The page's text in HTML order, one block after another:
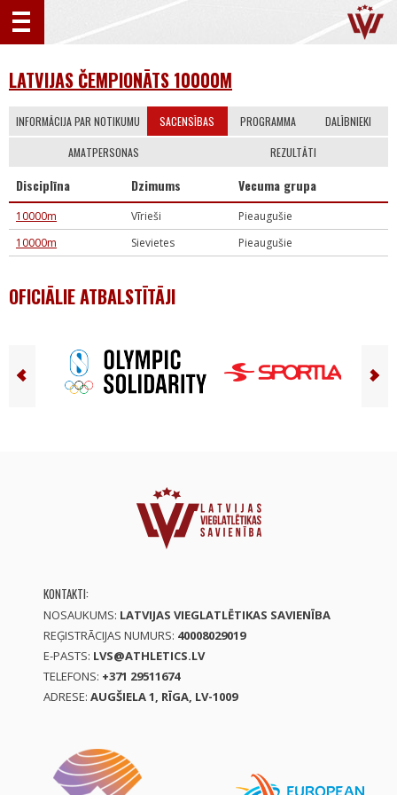
LATVIJAS ČEMPIONĀTS 10000M
INFORMĀCIJA PAR NOTIKUMU SACENSĪBAS PROGRAMMA DALĪBNIEKI
AMATPERSONAS REZULTĀTI
Disciplīna Dzimums Vecuma grupa
10000m Vīrieši
Pieaugušie
10000m
Sievietes Pieaugušie
OFICIĀLIE ATBALSTĪTĀJI
KONTAKTI:
NOSAUKUMS: LATVIJAS VIEGLATLĒTIKAS SAVIENĪBA
REĢISTRĀCIJAS NUMURS: 40008029019
E-PASTS: LVS@ATHLETICS.LV
TELEFONS: +371 29511674
ADRESE: AUGŠIELA 1, RĪGA, LV-1009